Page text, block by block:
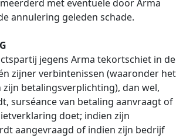
met eventuele door Arma
annulering geleden schade.
jegens Arma tekortschiet in de
zijner verbintenissen (waaronder het
zijn betalingsverplichting), dan wel,
surséance van betaling aanvraagt of
doet; indien zijn
aangevraagd of indien zijn bedrijf